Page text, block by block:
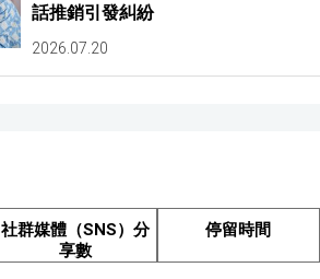
話推銷引發糾紛
2026.07.20
社群媒體（SNS）分
享數
停留時間